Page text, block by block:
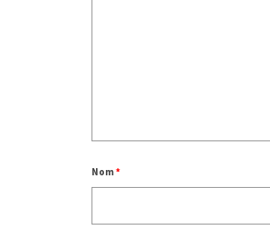
Nom*